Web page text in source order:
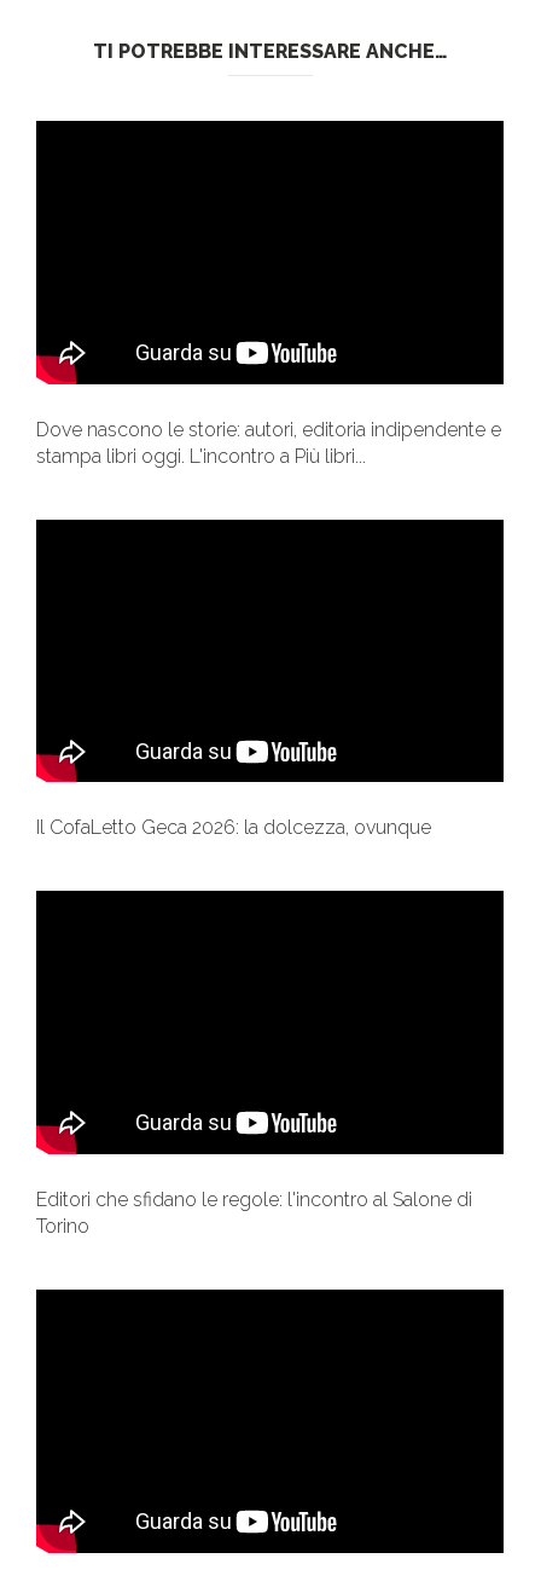
TI POTREBBE INTERESSARE ANCHE…
Dove nascono le storie: autori, editoria indipendente e
stampa libri oggi. L'incontro a Più libri...
Il CofaLetto Geca 2026: la dolcezza, ovunque
Editori che sfidano le regole: l'incontro al Salone di
Torino